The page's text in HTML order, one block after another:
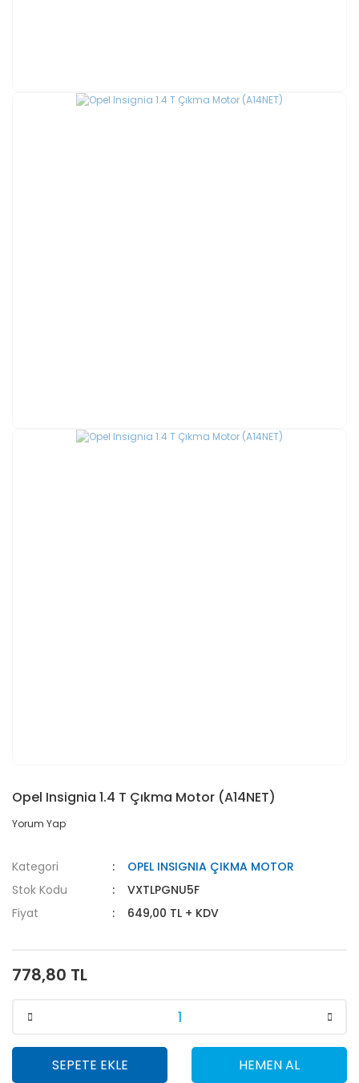
Opel Insignia 1.4 T Çıkma Motor (A14NET)
Yorum Yap
Kategori
OPEL INSIGNIA ÇIKMA MOTOR
Stok Kodu
VXTLPGNU5F
Fiyat
649,00 TL + KDV
778,80 TL
SEPETE EKLE HEMEN AL